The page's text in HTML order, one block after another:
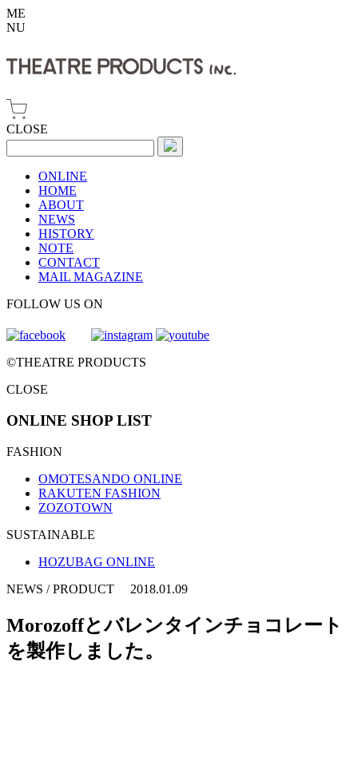
ME
NU
CLOSE
ONLINE
HOME
ABOUT
NEWS
HISTORY
NOTE
CONTACT
MAIL MAGAZINE
FOLLOW US ON
©THEATRE PRODUCTS
CLOSE
ONLINE SHOP LIST
FASHION
OMOTESANDO ONLINE
RAKUTEN FASHION
ZOZOTOWN
SUSTAINABLE
HOZUBAG ONLINE
NEWS / PRODUCT 2018.01.09
Morozoffとバレンタインチョコレート
を製作しました。